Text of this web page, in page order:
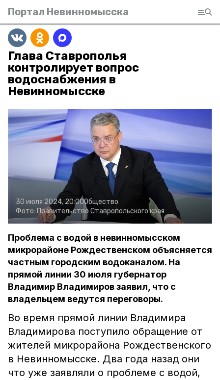
Портал Невинномысска
Глава Ставрополья
контролирует вопрос
водоснабжения в
Невинномысске
30 июля 2024, 20:00Общество
Фото: Правительство Ставропольского края
Проблема с водой в невинномысском
микрорайоне Рождественском объясняется
частным городским водоканалом. На
прямой линии 30 июля губернатор
Владимир Владимиров заявил, что с
владельцем ведутся переговоры.
Во время прямой линии Владимира
Владимирова поступило обращение от
жителей микрорайона Рождественского
в Невинномысске. Два года назад они
что уже заявляли о проблеме с водой,